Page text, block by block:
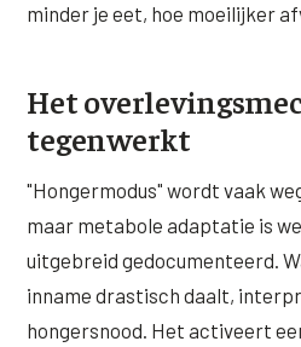
minder je eet, hoe moeilijker
Het
tegenwerkt
"Hongermodus" wordt vaak
maar metabole adaptatie is
uitgebreid gedocumenteerd.
inname drastisch daalt,
hongersnood. Het activeert